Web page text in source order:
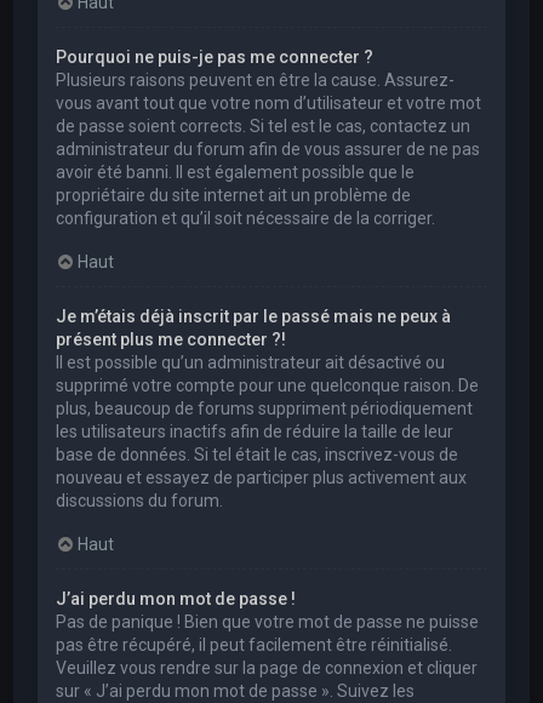
Pourquoi ne puis-je pas me connecter ?
Plusieurs raisons peuvent en être la cause. Assurez-
vous avant tout que votre nom d’utilisateur et votre mot
de passe soient corrects. Si tel est le cas, contactez un
administrateur du forum afin de vous assurer de ne pas
avoir été banni. Il est également possible que le
propriétaire du site internet ait un problème de
configuration et qu’il soit nécessaire de la corriger.
Haut
Je m’étais déjà inscrit par le passé mais ne peux à
présent plus me connecter ?!
Il est possible qu’un administrateur ait désactivé ou
supprimé votre compte pour une quelconque raison. De
plus, beaucoup de forums suppriment périodiquement
les utilisateurs inactifs afin de réduire la taille de leur
base de données. Si tel était le cas, inscrivez-vous de
nouveau et essayez de participer plus activement aux
discussions du forum.
Haut
J’ai perdu mon mot de passe !
Pas de panique ! Bien que votre mot de passe ne puisse
pas être récupéré, il peut facilement être réinitialisé.
Veuillez vous rendre sur la page de connexion et cliquer
sur « J’ai perdu mon mot de passe ». Suivez les